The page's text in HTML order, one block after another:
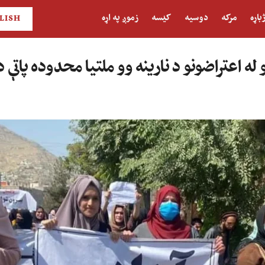
ژباړه مرکه دوسیه کیسه زموږ په اړه
اعتراضونو د نارینه وو ملتیا محدوده پاتې